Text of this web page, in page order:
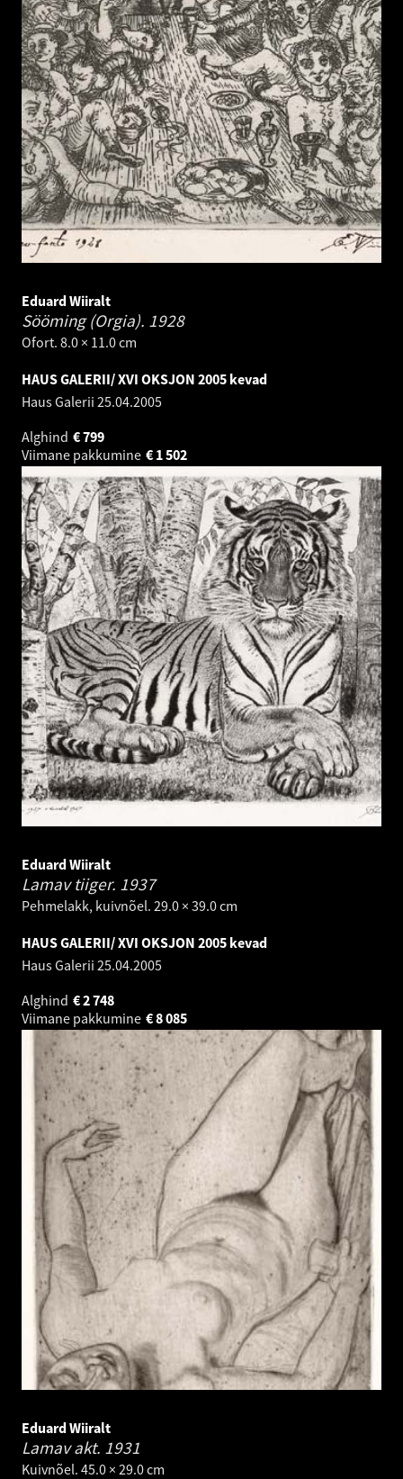
Eduard Wiiralt
Sööming (Orgia). 1928
Ofort. 8.0 × 11.0 cm
HAUS GALERII/ XVI OKSJON 2005 kevad
Haus Galerii 25.04.2005
Alghind
799
€
Viimane pakkumine
1 502
€
Eduard Wiiralt
Lamav tiiger. 1937
Pehmelakk, kuivnõel. 29.0 × 39.0 cm
HAUS GALERII/ XVI OKSJON 2005 kevad
Haus Galerii 25.04.2005
Alghind
2 748
€
Viimane pakkumine
8 085
€
Eduard Wiiralt
Lamav akt. 1931
Kuivnõel. 45.0 × 29.0 cm